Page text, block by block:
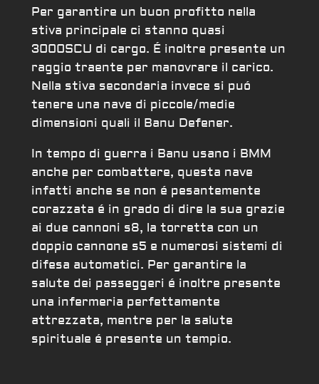
Per garantire un buon profitto nella
stiva principale ci stanno quasi
3000SCU di cargo. É inoltre presente un
raggio traente per manovrare il carico.
Nella stiva secondaria invece si puó
tenere una nave di piccole/medie
dimensioni quali il Banu Defener.
In tempo di guerra i Banu usano i BMM
anche per combattere, questa nave
infatti anche se non é pesantemente
corazzata é in grado di dire la sua grazie
ai due cannoni s8, la torretta con un
doppio cannone s5 e numerosi sistemi di
difesa automatici. Per garantire la
salute dei passeggeri é inoltre presente
una infermeria perfettamente
attrezzata, mentre per la salute
spirituale é presente un tempio.